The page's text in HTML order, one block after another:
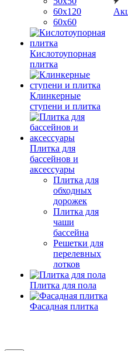
60х120
60х60
Кислотоупорная
плитка
Клинкерные
ступени и плитка
Плитка для
бассейнов и
аксессуары
Плитка для
обходных
дорожек
Плитка для
чаши
бассейна
Решетки для
перелевных
лотков
Плитка для пола
Фасадная плитка